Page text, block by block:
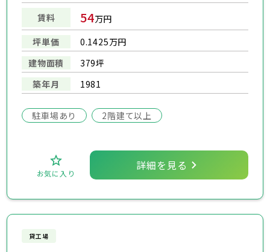
賃料 54万円
坪単価
0.1425万円
建物面積
379坪
築年月
1981
駐車場あり 2階建て以上
お気に入り
詳細を見る
貸工場